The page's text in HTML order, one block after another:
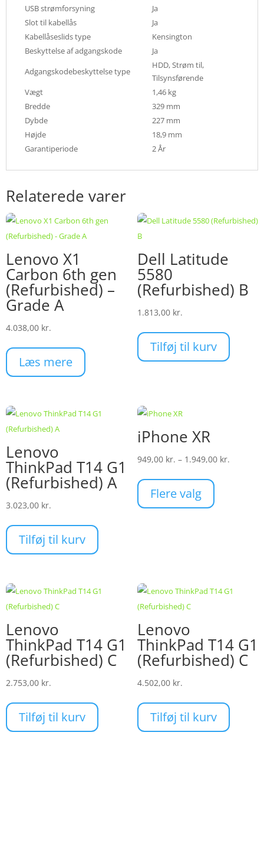
USB strømforsyning
Ja
Slot til kabellås
Ja
Kabellåseslids type
Kensington
Beskyttelse af adgangskode
Ja
Adgangskodebeskyttelse type
HDD, Strøm til,
Tilsynsførende
Vægt
1,46 kg
Bredde
329 mm
Dybde
227 mm
Højde
18,9 mm
Garantiperiode
2 År
Relaterede varer
Lenovo X1
Carbon 6th gen
(Refurbished) –
Grade A
4.038,00 kr.
Læs mere
Dell Latitude
5580
(Refurbished) B
1.813,00 kr.
Tilføj til kurv
Lenovo
ThinkPad T14 G1
(Refurbished) A
3.023,00 kr.
Tilføj til kurv
iPhone XR
949,00 kr. – 1.949,00 kr.
Flere valg
har
på
Lenovo
ThinkPad T14 G1
(Refurbished) C
2.753,00 kr.
Tilføj til kurv
Lenovo
ThinkPad T14 G1
(Refurbished) C
4.502,00 kr.
Tilføj til kurv